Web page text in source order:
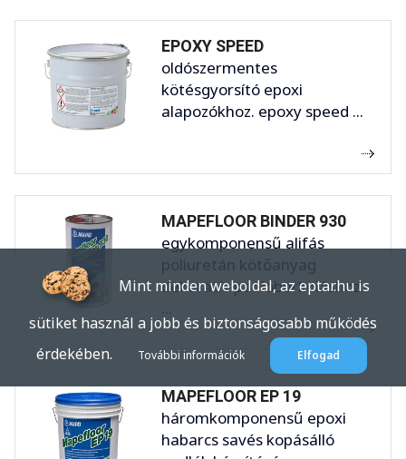
EPOXY SPEED
oldószermentes
kötésgyorsító epoxi
alapozókhoz. epoxy speed ...
MAPEFLOOR BINDER 930
egykomponensű alifás
poliuretán kötőanyag
dekoratív padlóburkoláshoz.
MAPEFLOOR EP 19
háromkomponensű epoxi
habarcs savés kopásálló
Mint minden weboldal, az eptar.hu is
sütiket használ a jobb és biztonságosabb működés
érdekében.
További információk Elfogad